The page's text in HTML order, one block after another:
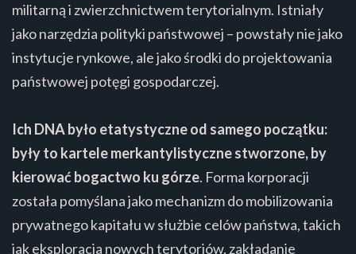
militarną i zwierzchnictwem terytorialnym. Istniały
jako narzędzia polityki państwowej – powstały nie jako
instytucje rynkowe, ale jako środki do projektowania
państwowej potęgi gospodarczej.
Ich DNA było etatystyczne od samego początku:
były to kartele merkantylistyczne stworzone, by
kierować bogactwo ku górze. Forma korporacji
została pomyślana jako mechanizm do mobilizowania
prywatnego kapitału w służbie celów państwa, takich
jak eksploracja nowych terytoriów, zakładanie